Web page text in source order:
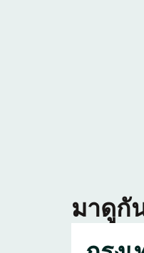
มาดูกั